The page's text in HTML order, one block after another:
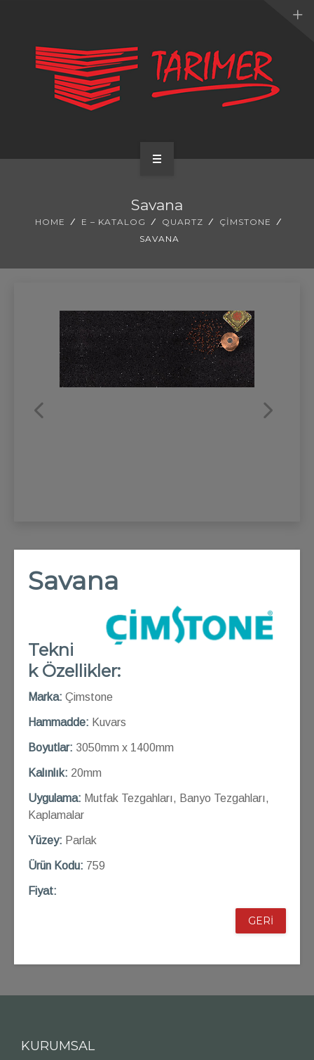
E-KATALOG
REFRANSLAR
Savana
HOME E – KATALOG QUARTZ
ÇIMSTONE
SAVANA
Savana
Tekni
k Özellikler:
Marka: Çimstone
Hammadde: Kuvars
Boyutlar: 3050mm x 1400mm
Kalınlık: 20mm
Uygulama: Mutfak Tezgahları, Banyo Tezgahları,
Kaplamalar
Yüzey: Parlak
Ürün Kodu: 759
Fiyat:
GERİ
KURUMSAL